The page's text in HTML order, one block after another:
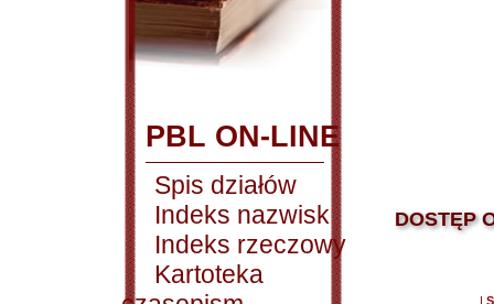
PBL ON-LINE
Spis działów
Indeks nazwisk
Indeks rzeczowy
Kartoteka
DOSTĘP
|